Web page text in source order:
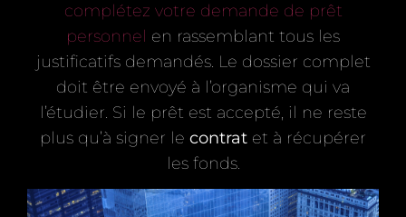
complétez votre demande de prêt
personnel en rassemblant tous les
justificatifs demandés. Le dossier complet
doit être envoyé à l’organisme qui va
l’étudier. Si le prêt est accepté, il ne reste
plus qu’à signer le contrat et à récupérer
les fonds.